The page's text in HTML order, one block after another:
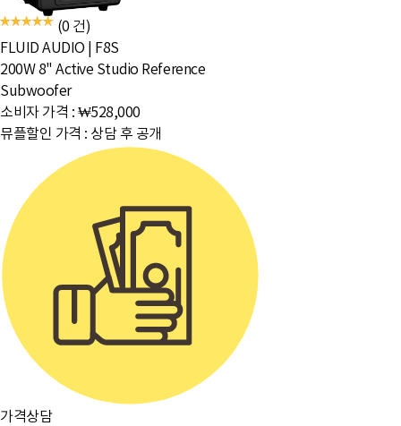
(0 건)
FLUID AUDIO
F8S
200W 8" Active Studio Reference
Subwoofer
소비자 가격 : ₩528,000
뮤플할인 가격 : 상담 후 공개
가격상담